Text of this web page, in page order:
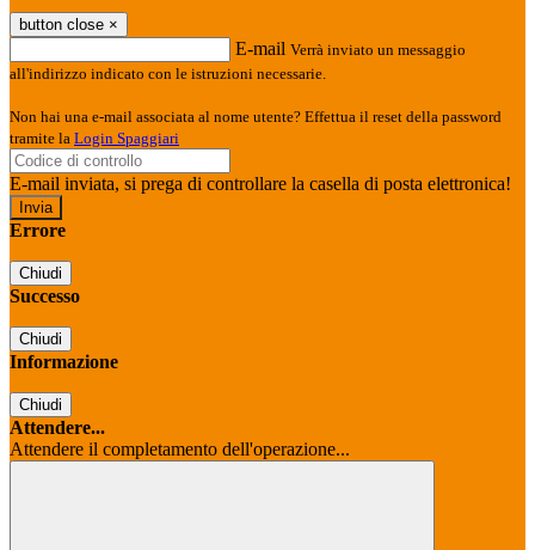
button close ×
E-mail Verrà inviato un messaggio
all'indirizzo indicato con le istruzioni necessarie.
Non hai una e-mail associata al nome utente? Effettua il reset della password
tramite la Login Spaggiari
E-mail inviata, si prega di controllare la casella di posta elettronica!
Errore
Chiudi
Successo
Chiudi
Informazione
Chiudi
Attendere...
Attendere il completamento dell'operazione...